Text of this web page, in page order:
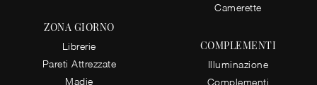
ZONA GIORNO
Librerie
Pareti Attrezzate
Madie
Camerette
COMPLEMENTI
Illuminazione
Complementi